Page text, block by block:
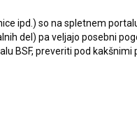
ipd.) so na spletnem
del) pa veljajo posebni
BSF, preveriti pod